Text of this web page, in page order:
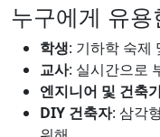
누구에게 유용
학생: 기하학 숙제
교사: 실시간으로
엔지니어 및 건축
DIY 건축자: 삼각